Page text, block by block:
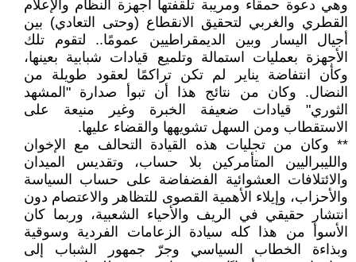
وهي دعوة حمقاء ومريبة تلقفتها أجهزة النظام والإعلام
القطري والغربي لتحقيق الانقطاع (وحتى التعادي) بين
أجيال اليسار وبين الديمقراطيين عمومًا.. لتقوم تلك
الأجهزة بعمليات استمالة وتلميع قيادات شبابية بعينها،
وكأن انتفاضة يناير لم تكن تراكمًا لعقود طويلة من
النضال. وكان من نتائج هذا أن تبوأ صدارة "المشهد
الثوري" قيادات ضعيفة الخبرة وغير منيعة على
الاستقطاب ومن السهل تشويهها والقضاء عليها.
** وكان من تجليات هذه القيادة التحالف مع الإخوان
والليبراليين المتأمركين بلا حساب، وتقديس الميدان
والائتلافات العشوائية الفضفاضة على حساب السياسة
والأحزاب، وإيلاء الأهمية القصوى للتظاهر والاعتصام دون
انتشار حقيقي في الريف والأحياء الشعبية، وربما كان
الأسوأ من هذا كله سيادة الزعامات الفردية وسوقية
وبذاءة الخطاب السياسي وجرّ جمهور الشباب إلى